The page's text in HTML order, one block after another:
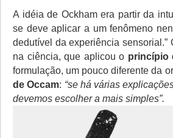
A idéia de Ockham era partir da
se deve aplicar a um fenômeno
dedutível da experiência
na ciência, que aplicou o princípio
formulação, um pouco diferente da
de Occam: “se há várias
devemos escolher a mais simples”.